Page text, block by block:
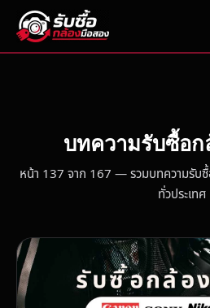
บทความรับซื้อก
หน้า 137 จาก 167 — รวมบทความรับ
ทั่วประเทศ